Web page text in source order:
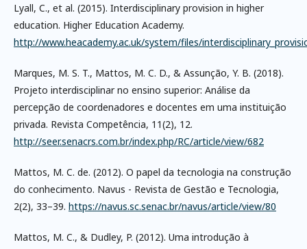
Lyall, C., et al. (2015). Interdisciplinary provision in higher
education. Higher Education Academy.
http://www.heacademy.ac.uk/system/files/
Marques, M. S. T., Mattos, M. C. D., & Assunção, Y. B. (2018).
Projeto interdisciplinar no ensino superior: Análise da
percepção de coordenadores e docentes em uma instituição
privada. Revista Competência, 11(2), 12.
http://seer.senacrs.com.br/index.php/RC/article/view/682
Mattos, M. C. de. (2012). O papel da tecnologia na construção
do conhecimento. Navus - Revista de Gestão e Tecnologia,
2(2), 33–39. https://navus.sc.senac.br/navus/article/view/80
Mattos, M. C., & Dudley, P. (2012). Uma introdução à